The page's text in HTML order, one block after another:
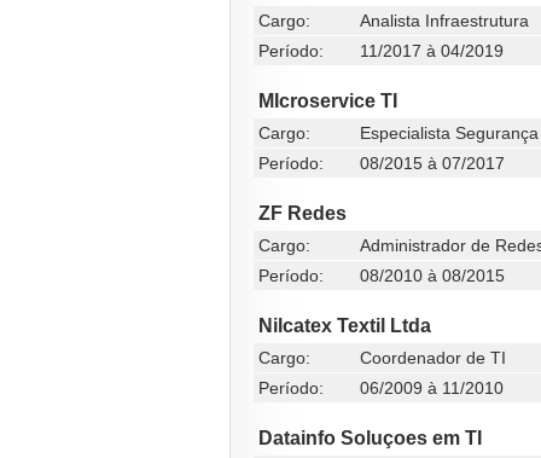
Cargo:
Analista Infraestrutura
Período:
11/2017 à 04/2019
MIcroservice TI
Cargo:
Especialista
Período:
08/2015 à 07/2017
ZF Redes
Cargo:
Administrador de
Período:
08/2010 à 08/2015
Nilcatex Textil Ltda
Cargo:
Coordenador de TI
Período:
06/2009 à 11/2010
Datainfo Soluçoes em TI